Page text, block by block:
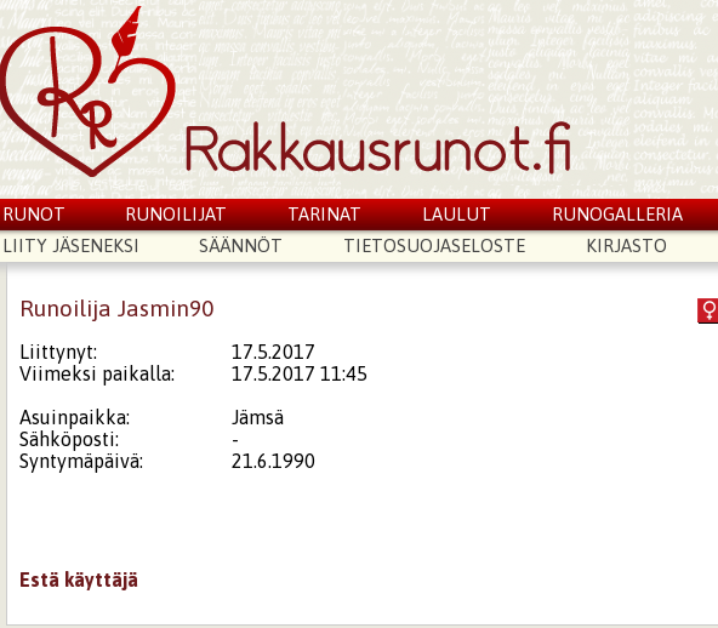
RUNOT RUNOILIJAT TARINAT LAULUT
RUNOGALLERIA
LIITY JÄSENEKSI
SÄÄNNÖT TIETOSUOJASELOSTE KIRJASTO
Runoilija Jasmin90
Liittynyt:
17.5.2017
Viimeksi paikalla:
17.5.2017 11:45
Asuinpaikka:
Jämsä
Sähköposti:
-
Syntymäpäivä:
21.6.1990
Estä käyttäjä